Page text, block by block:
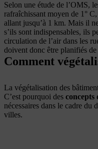
Selon une étude de l’OMS,
rafraîchissant moyen de 1°
allant jusqu’à 1 km. Mais il
s’ils sont indispensables, ils
circulation de l’air dans les
doivent donc être planifiés
Comment
La végétalisation des
C’est pourquoi des concepts
nécessaires dans le cadre du
villes.